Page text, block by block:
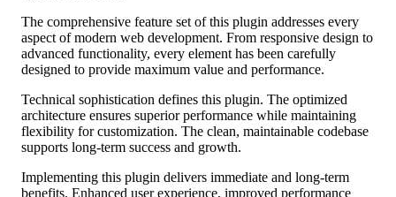
The comprehensive feature set of this plugin addresses every
aspect of modern web development. From responsive design to
advanced functionality, every element has been carefully
designed to provide maximum value and performance.
Technical sophistication defines this plugin. The optimized
architecture ensures superior performance while maintaining
flexibility for customization. The clean, maintainable codebase
supports long-term success and growth.
Implementing this plugin delivers immediate and long-term
benefits. Enhanced user experience, improved performance